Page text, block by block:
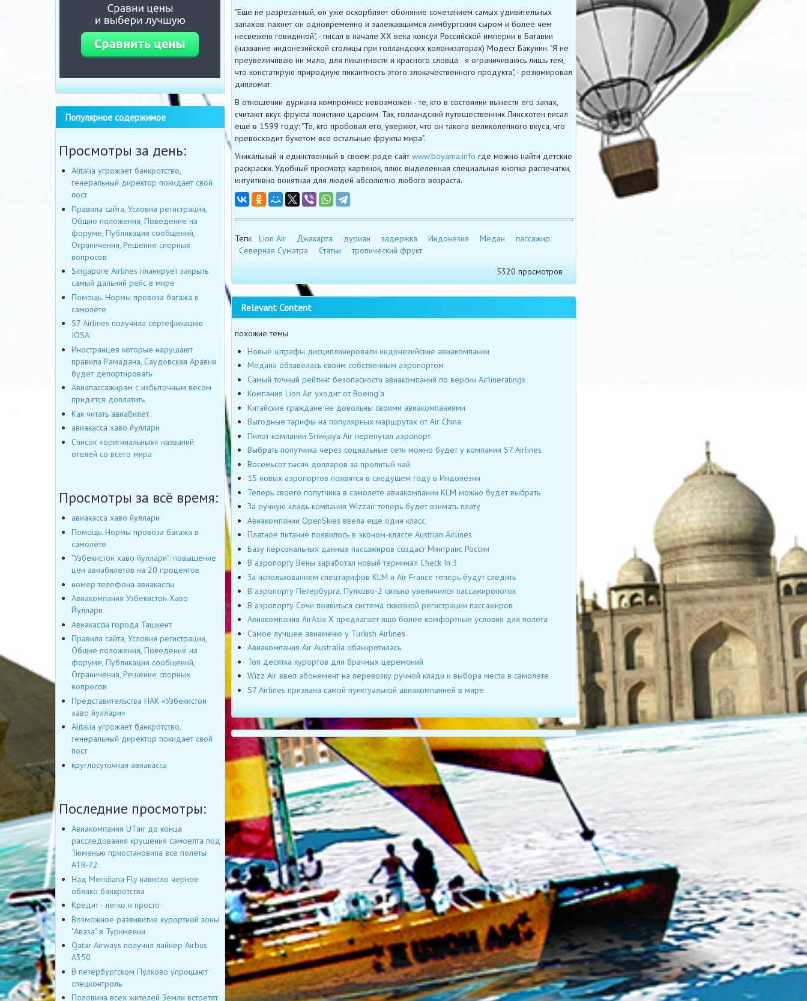
"Еще не разрезанный, он уже оскорбляет обоняние сочетанием самых удивительных
запахов: пахнет он одновременно и залежавшимся лимбургским сыром и более чем
несвежею говядиной", - писал в начале XX века консул Российской империи в Батавии
(название индонезийской столицы при голландских колонизаторах) Модест Бакунин. "Я не
преувеличиваю ни мало, для пикантности и красного словца - я ограничиваюсь лишь тем,
что констатирую природную пикантность этого злокачественного продукта", - резюмировал
дипломат.
В отношении дуриана компромисс невозможен - те, кто в состоянии вынести его запах,
считают вкус фрукта поистине царским. Так, голландский путешественник Линсхотен писал
еще в 1599 году: "Те, кто пробовал его, уверяют, что он такого великолепного вкуса, что
превосходит букетом все остальные фрукты мира".
Уникальный и единственный в своем роде сайтwww.boyama.info где можно найти детские
раскраски. Удобный просмотр картинок, плюс выделенная специальная кнопка распечатки,
интуитивно понятная для людей абсолютно любого возраста.
Теги: Lion Air Джакарта дуриан задержка Индонезия Медан
пассажир
Северная Суматра
Статьи
тропический фрукт
5320 просмотров
Relevant Content
похожие темы
Новые штрафы дисциплинировали индонезийские авиакомпании
Медана обзавелась своим собственным аэропортом
Самый точный рейтинг безопасности авиакомпаний по версии Airlineratings
Компания Lion Air уходит от Boeing'а
Китайские граждане не довольны своими авиакомпаниями
Выгодные тарифы на популярных маршрутах от Air China
Пилот компании Sriwijaya Air перепутал аэропорт
Выбрать попутчика через социальные сети можно будет у компании S7 Airlines
Восемьсот тысяч долларов за пролитый чай
15 новых аэропортов появятся в следущем году в Индонезии
Теперь своего попутчика в самолете авиакомпании KLM можно будет выбрать
За ручную кладь компания Wizzair теперь будет взимать плату
Авиакомпании OpenSkies ввела еще один класс
Платное питание появилось в эконом-классе Austrian Airlines
Базу персональных данных пассажиров создаст Минтранс России
В аэропорту Вены заработал новый терминал Check In 3
За использованием спецтарифов КLM и Air France теперь будут следить
В аэропорту Петербурга, Пулково-2 сильно увеличился пассажиропоток
В аэропорту Сочи появиться система сквозной регистрации пассажиров
Авиакомпания AirAsia X предлагает ящо более комфортные условия для полета
Самое лучшее авиаменю у Turkish Airlines
Авиакомпания Air Australia обанкротилась
Топ десятка курортов для брачных церемоний
Wizz Air ввел абонемент на перевозку ручной клади и выбора места в самолете
S7 Airlines признана самой пунктуальной авиакомпанией в мире
Популярное содержимое
Просмотры за день:
Alitalia угрожает банкротство,
генеральный директор покидает свой
пост
Правила сайта, Условия регистрации,
Общие положения, Поведение на
форуме, Публикация сообщений,
Ограничения, Решение спорных
вопросов
Singapore Airlines планирует закрыть
самый дальний рейс в мире
Помощь. Нормы провоза багажа в
самолёте
S7 Airlines получила сертефикацию
IOSA
Иностранцев которые нарушают
правила Рамадана, Саудовская Аравия
будет депортировать
Авиапассажирам с избыточным весом
придется доплатить
Как читать авиабилет.
авиакасса хаво йуллари
Список «оригинальных» названий
отелей со всего мира
Просмотры за всё время:
авиакасса хаво йуллари
Помощь. Нормы провоза багажа в
самолёте
"Узбекистон хаво йуллари": повышение
цен авиабилетов на 20 процентов
номер телефона авиакассы
Авиакомпания Узбекистон Хаво
Йуллари
Авиакассы города Ташкент
Правила сайта, Условия регистрации,
Общие положения, Поведение на
форуме, Публикация сообщений,
Ограничения, Решение спорных
вопросов
Представительства НАК «Узбекистон
хаво йуллари»
Alitalia угрожает банкротство,
генеральный директор покидает свой
пост
круглосуточная авиакасса
Последние просмотры:
Авиакомпания UTair до конца
расследования крушения самоелта под
Тюменью приостановила все полеты
ATR-72
Над Meridiana Fly нависло черное
облако банкротства
Кредит - легко и просто
Возможное развивитие курортной зоны
"Аваза" в Туркмении
Qatar Airways получил лайнер Airbus
А350
В петербургском Пулково упрощают
спецконтроль
Половина всех жителей Земли встретят